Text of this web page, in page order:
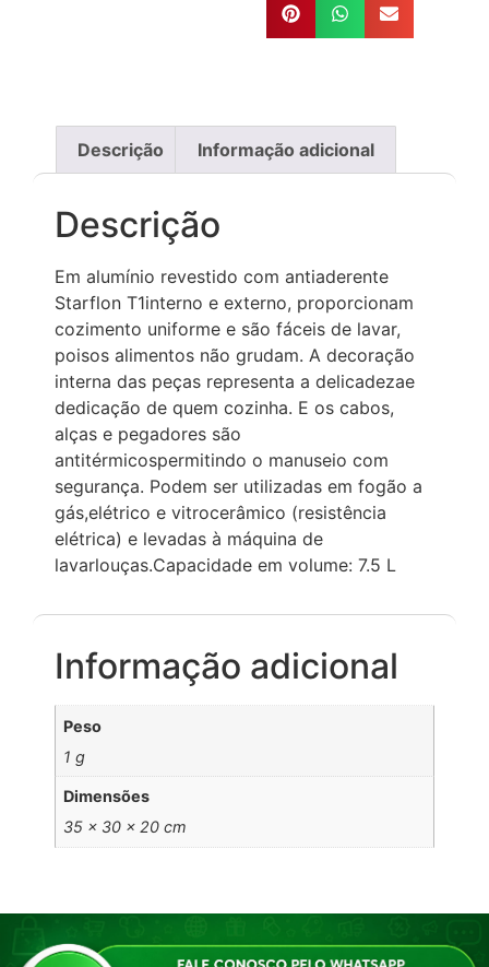
Descrição Informação adicional
Descrição
Em alumínio revestido com antiaderente
Starflon T1interno e externo, proporcionam
cozimento uniforme e são fáceis de lavar,
poisos alimentos não grudam. A decoração
interna das peças representa a delicadezae
dedicação de quem cozinha. E os cabos,
alças e pegadores são
antitérmicospermitindo o manuseio com
segurança. Podem ser utilizadas em fogão a
gás,elétrico e vitrocerâmico (resistência
elétrica) e levadas à máquina de
lavarlouças.Capacidade em volume: 7.5 L
Informação adicional
Peso
1 g
Dimensões
35 × 30 × 20 cm